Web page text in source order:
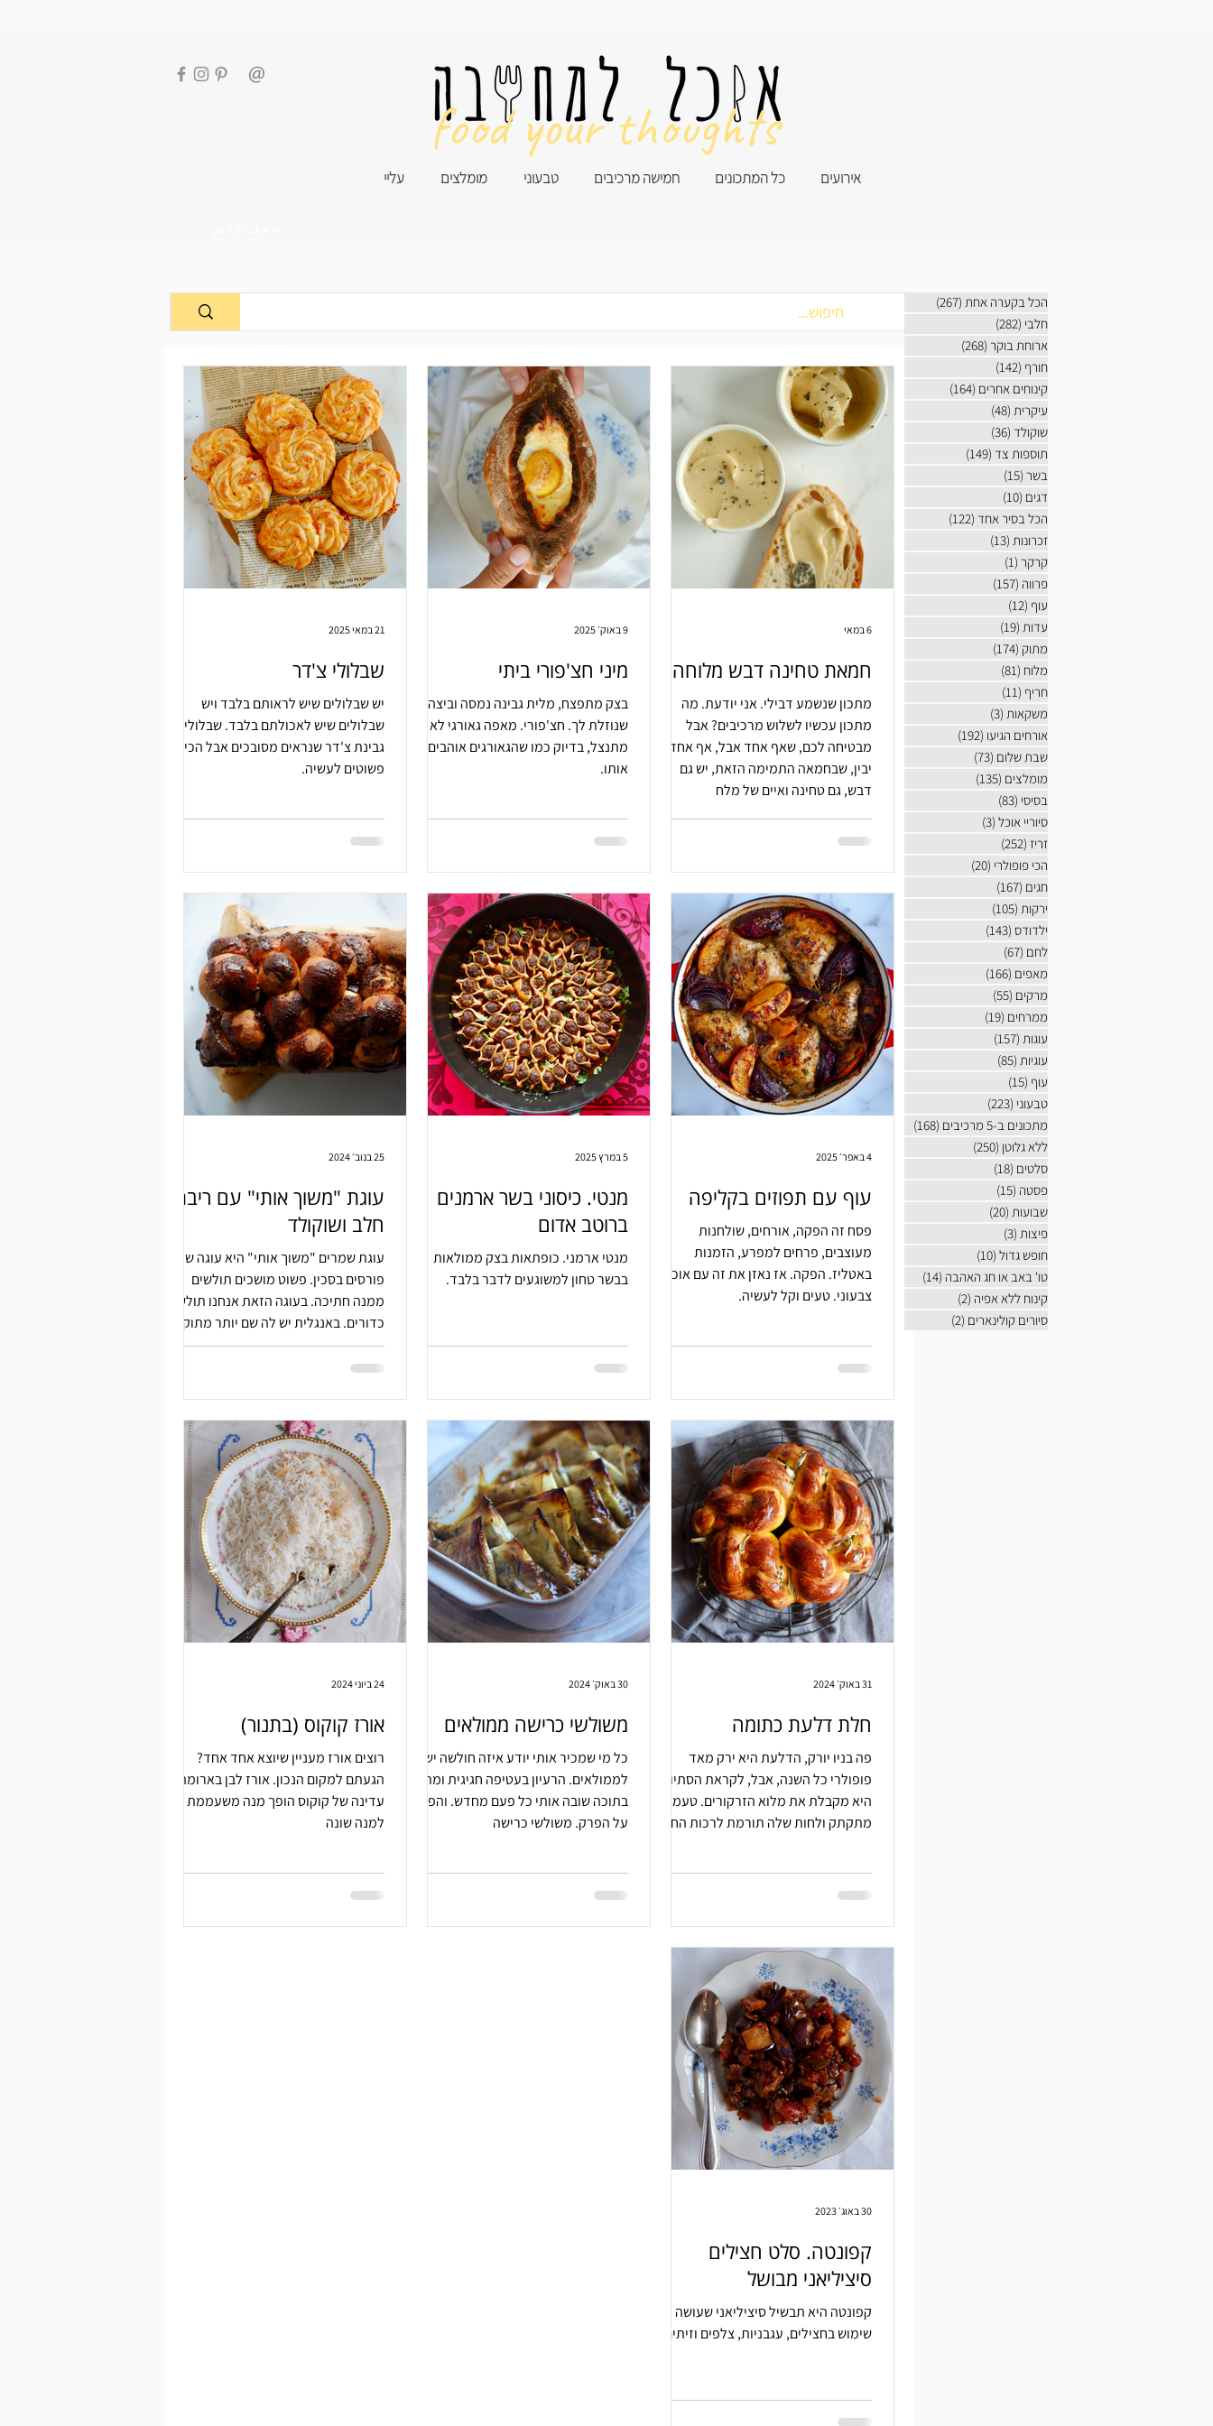
עליי מומלצים טבעוני חמישה מרכיבים כל המתכונים אירועים
food your thoughts
חמאת טחינה דבש מלוחה
מתכון שנשמע דבילי. אני יודעת. מה
מתכון עכשיו לשלוש מרכיבים? אבל
מבטיחה לכם, שאף אחד אבל, אף אחד לא
יבין, שבחמאה התמימה הזאת, יש גם
דבש, גם טחינה ואיים של מלח
בדוק. מבטיחה.
6 במאי
מיני חצ'פורי ביתי
בצק מתפצח, מלית גבינה נמסה וביצה
שנוזלת לך. חצ'פורי. מאפה גאורגי לא
מתנצל, בדיוק כמו שהגאורגים אוהבים
אותו.
9 באוק׳ 2025
שבלולי צ'דר
יש שבלולים שיש לראותם בלבד ויש
שבלולים שיש לאכולתם בלבד. שבלולי
גבינת צ'דר שנראים מסובכים אבל הכי
פשוטים לעשיה.
21 במאי 2025
עוף עם תפוזים בקליפה
פסח זה הפקה, אורחים, שולחנות
מעוצבים, פרחים למפרע, הזמנות
באטליז. הפקה. אז נאזן את זה עם אוכל
צבעוני. טעים וקל לעשיה.
4 באפר׳ 2025
מנטי. כיסוני בשר ארמנים
ברוטב אדום
מנטי ארמני. כופתאות בצק ממולאות
בבשר טחון למשוגעים לדבר בלבד.
5 במרץ 2025
עוגת "משוך אותי" עם ריבת
חלב ושוקולד
עוגת שמרים "משוך אותי" היא עוגה שלא
פורסים בסכין. פשוט מושכים תולשים
ממנה חתיכה. בעוגה הזאת אנחנו תולשים
כדורים. באנגלית יש לה שם יותר מתוק.
25 בנוב׳ 2024
חלת דלעת כתומה
פה בניו יורק, הדלעת היא ירק מאד
פופולרי כל השנה, אבל, לקראת הסתיו
היא מקבלת את מלוא הזרקורים. טעמה
מתקתק ולחות שלה תורמת לרכות החלה.
31 באוק׳ 2024
משולשי כרישה ממולאים
כל מי שמכיר אותי יודע איזה חולשה יש לי
לממולאים. הרעיון בעטיפה חגיגית ומתנה
בתוכה שובה אותי כל פעם מחדש. והפעם
על הפרק. משולשי כרישה
30 באוק׳ 2024
אורז קוקוס (בתנור)
רוצים אורז מעניין שיוצא אחד אחד?
הגעתם למקום הנכון. אורז לבן בארומה
עדינה של קוקוס הופך מנה משעממת
למנה שונה
24 ביוני 2024
קפונטה. סלט חצילים
סיציליאני מבושל
קפונטה היא תבשיל סיציליאני שעושה
שימוש בחצילים, עגבניות, צלפים וזיתים.
30 באוג׳ 2023
הכל בקערה אחת (267)
חלבי (282)
ארוחת בוקר (268)
חורף (142)
קינוחים אחרים (164)
עיקרית (48)
שוקולד (36)
תוספות צד (149)
בשר (15)
דגים (10)
הכל בסיר אחד (122)
זכרונות (13)
קרקר (1)
פרווה (157)
עוף (12)
עדות (19)
מתוק (174)
מלוח (81)
חריף (11)
משקאות (3)
אורחים הגיעו (192)
שבת שלום (73)
מומלצים (135)
בסיסי (83)
סיוריי אוכל (3)
זריז (252)
הכי פופולרי (20)
חגים (167)
ירקות (105)
ילדודס (143)
לחם (67)
מאפים (166)
מרקים (55)
ממרחים (19)
עוגות (157)
עוגיות (85)
עוף (15)
טבעוני (223)
מתכונים ב-5 מרכיבים
(168)
ללא גלוטן (250)
סלטים (18)
פסטה (15)
שבועות (20)
פיצות (3)
חופש גדול (10)
טו' באב או חג האהבה (14)
קינוח ללא אפיה (2)
סיורים קולינארים (2)